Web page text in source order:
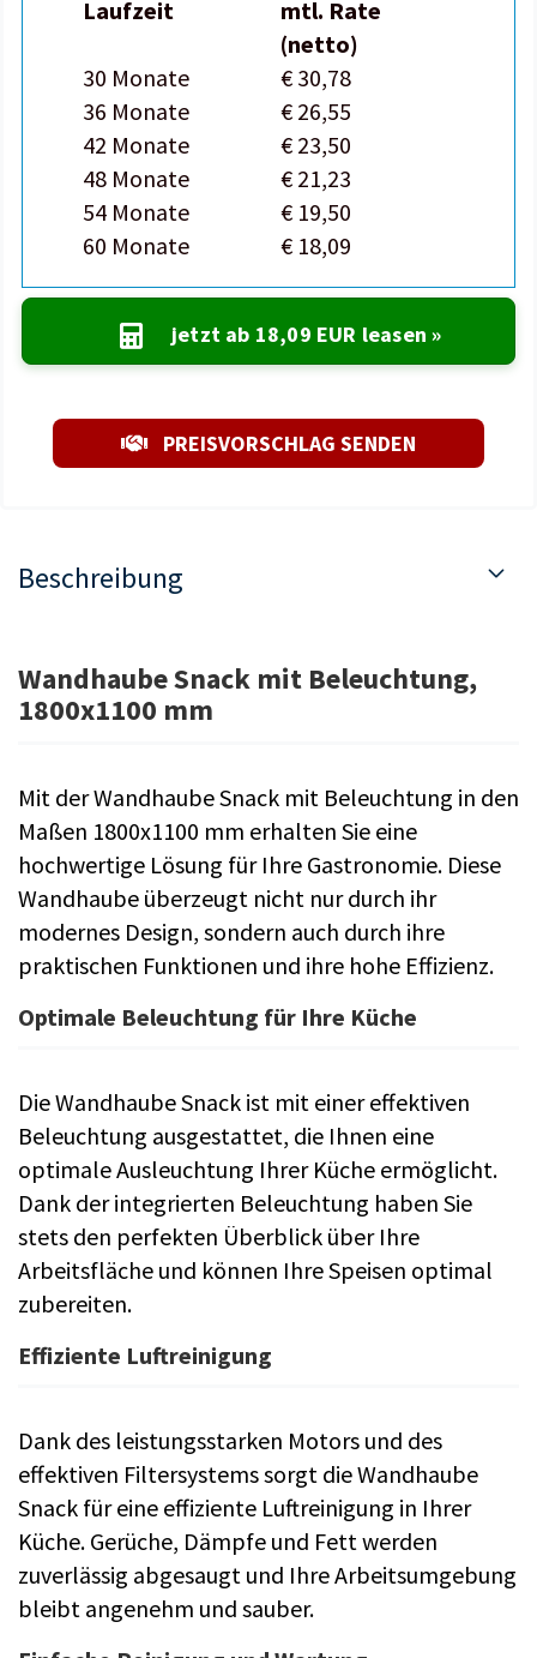
Laufzeit
mtl. Rate
(netto)
30 Monate
€ 30,78
36 Monate
€ 26,55
42 Monate
€ 23,50
48 Monate
€ 21,23
54 Monate
€ 19,50
60 Monate
€ 18,09
jetzt ab 18,09 EUR leasen »
PREISVORSCHLAG SENDEN
Beschreibung
Wandhaube Snack mit Beleuchtung,
1800x1100 mm
Mit der Wandhaube Snack mit Beleuchtung in den
Maßen 1800x1100 mm erhalten Sie eine
hochwertige Lösung für Ihre Gastronomie. Diese
Wandhaube überzeugt nicht nur durch ihr
modernes Design, sondern auch durch ihre
praktischen Funktionen und ihre hohe Effizienz.
Optimale Beleuchtung für Ihre Küche
Die Wandhaube Snack ist mit einer effektiven
Beleuchtung ausgestattet, die Ihnen eine
optimale Ausleuchtung Ihrer Küche ermöglicht.
Dank der integrierten Beleuchtung haben Sie
stets den perfekten Überblick über Ihre
Arbeitsfläche und können Ihre Speisen optimal
zubereiten.
Effiziente Luftreinigung
Dank des leistungsstarken Motors und des
effektiven Filtersystems sorgt die Wandhaube
Snack für eine effiziente Luftreinigung in Ihrer
Küche. Gerüche, Dämpfe und Fett werden
zuverlässig abgesaugt und Ihre Arbeitsumgebung
bleibt angenehm und sauber.